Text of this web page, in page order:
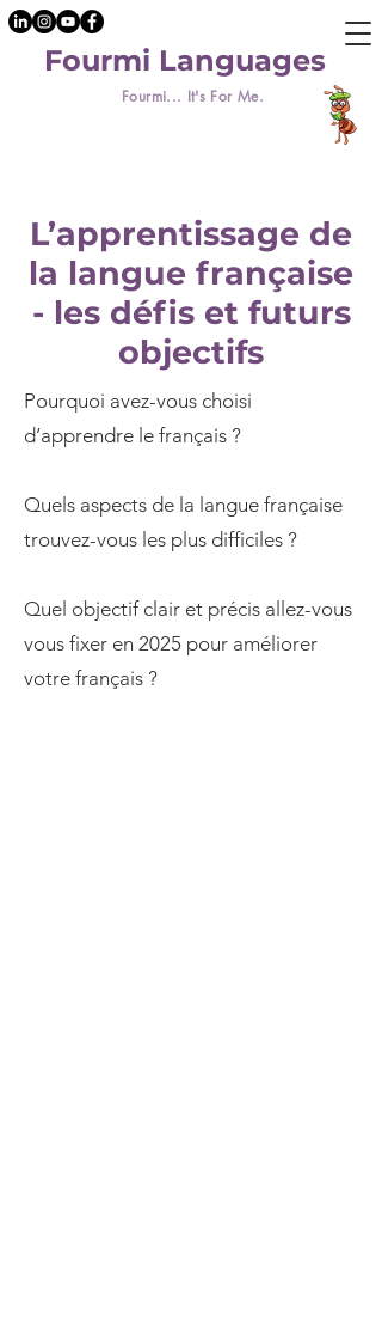
Fourmi... It's For Me.
Fourmi Languages
L’apprentissage de
la langue française
- les défis et futurs
objectifs
Pourquoi avez-vous choisi
d’apprendre le français ?
Quels aspects de la langue française
trouvez-vous les plus difficiles ?
Quel objectif clair et précis allez-vous
vous fixer en 2025 pour améliorer
votre français ?